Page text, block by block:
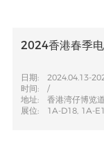
2024香港春季
日期:
2024.04.13-
时间:
/
地址:
香港湾仔博览
展位:
1A-D18, 1A-